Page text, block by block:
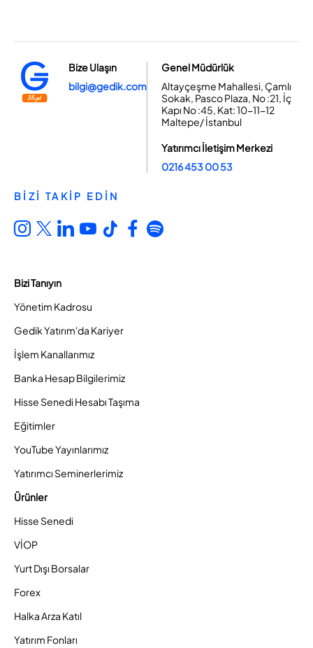
Bize Ulaşın
bilgi@gedik.com
Genel Müdürlük
Altayçeşme Mahallesi, Çamlı
Sokak, Pasco Plaza, No :21, İç
Kapı No :45, Kat: 10-11-12
Maltepe/ İstanbul
Yatırımcı İletişim Merkezi
0216 453 00 53
BİZİ TAKİP EDİN
Bizi Tanıyın
Yönetim Kadrosu
Gedik Yatırım'da Kariyer
İşlem Kanallarımız
Banka Hesap Bilgilerimiz
Hisse Senedi Hesabı Taşıma
Eğitimler
YouTube Yayınlarımız
Yatırımcı Seminerlerimiz
Ürünler
Hisse Senedi
VİOP
Yurt Dışı Borsalar
Forex
Halka Arza Katıl
Yatırım Fonları